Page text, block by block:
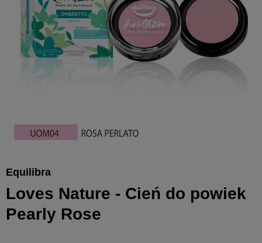
Equilibra
Loves Nature - Cień do powiek
Pearly Rose